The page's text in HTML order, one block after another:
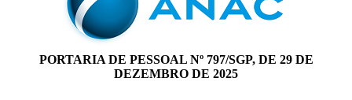
PORTARIA DE PESSOAL Nº 797/SGP, DE 29 DE
DEZEMBRO DE 2025